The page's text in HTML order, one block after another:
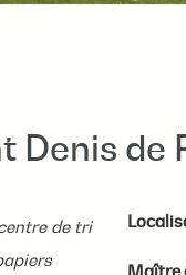
Denis de
de tri